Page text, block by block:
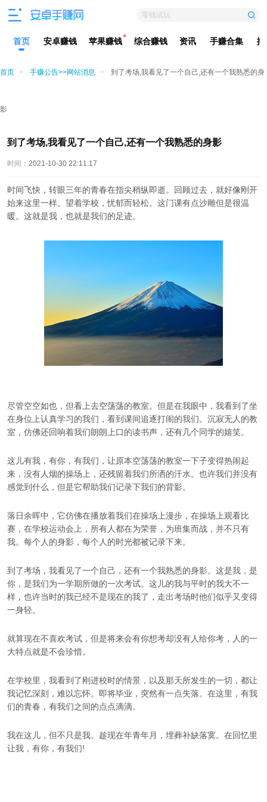
零钱试玩
首页 安卓赚钱 苹果赚钱 综合赚钱 资讯 手赚合集 排
首页 > 手赚公告>>网站消息 > 到了考场,我看见了一个自己,还有一个我熟悉的身
影
到了考场,我看见了一个自己,还有一个我熟悉的身影
时间： 2021-10-30 22:11:17
时间飞快，转眼三年的青春在指尖稍纵即逝。回顾过去，就好像刚开
始来这里一样。望着学校，忧郁而轻松。这门课有点沙雕但是很温
暖。这就是我，也就是我们的足迹。
尽管空空如也，但看上去空荡荡的教室。但是在我眼中，我看到了坐
在身位上认真学习的我们，看到课间追逐打闹的我们。沉寂无人的教
室，仿佛还回响着我们朗朗上口的读书声，还有几个同学的嬉笑。
这儿有我，有你，有我们，让原本空荡荡的教室一下子变得热闹起
来，没有人烟的操场上，还残留着我们所洒的汗水。也许我们并没有
感觉到什么，但是它帮助我们记录下我们的背影。
落日余晖中，它仿佛在播放着我们在操场上漫步，在操场上观看比
赛，在学校运动会上，所有人都在为荣誉，为班集而战，并不只有
我。每个人的身影，每个人的时光都被记录下来。
到了考场，我看见了一个自己，还有一个我熟悉的身影。这是我，是
你，是我们为一学期所做的一次考试。这儿的我与平时的我大不一
样，也许当时的我已经不是现在的我了，走出考场时他们似乎又变得
一身轻。
就算现在不喜欢考试，但是将来会有你想考却没有人给你考，人的一
大特点就是不会珍惜。
在学校里，我看到了刚进校时的情景，以及那天所发生的一切，都让
我记忆深刻，难以忘怀。即将毕业，突然有一点失落。在这里，有我
们的青春，有我们之间的点点滴滴。
我在这儿，但不只是我。趁现在年青年月，埋葬补缺落寞。在回忆里
让我，有你，有我们!